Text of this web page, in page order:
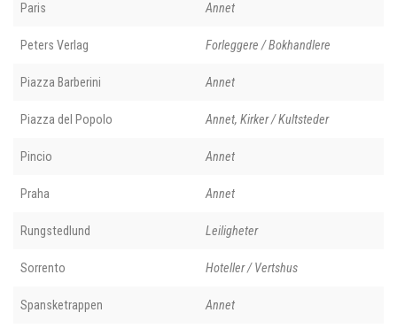
Paris Annet
Peters Verlag Forleggere / Bokhandlere
Piazza Barberini Annet
Piazza del Popolo Annet, Kirker / Kultsteder
Pincio Annet
Praha Annet
Rungstedlund Leiligheter
Sorrento Hoteller / Vertshus
Spansketrappen Annet